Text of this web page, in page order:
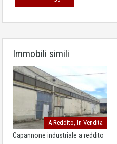
Immobili simili
A Reddito, In Vendita
Capannone industriale a reddito